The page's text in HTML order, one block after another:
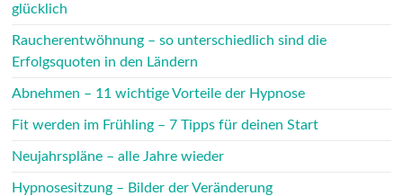
glücklich
Raucherentwöhnung – so unterschiedlich sind die
Erfolgsquoten in den Ländern
Abnehmen – 11 wichtige Vorteile der Hypnose
Fit werden im Frühling – 7 Tipps für deinen Start
Neujahrspläne – alle Jahre wieder
Hypnosesitzung – Bilder der Veränderung